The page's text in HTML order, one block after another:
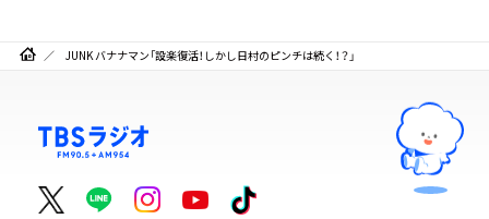
JUNK バナナマン「設楽復活！しかし日村のピンチは続く！？」